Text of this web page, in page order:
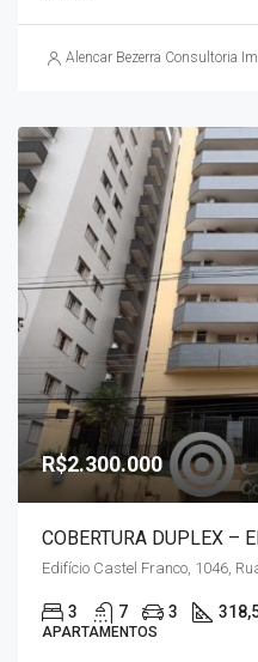
Alencar Bezerra Consultoria
R$2.300.000
3 7 3
APARTAMENTOS